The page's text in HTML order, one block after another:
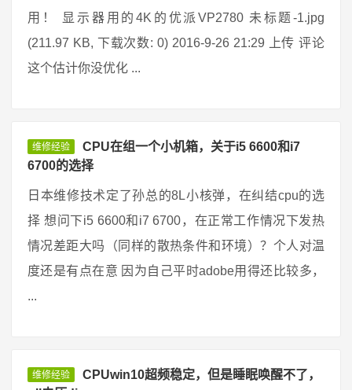
用！ 显示器用的4K的优派VP2780 未标题-1.jpg
(211.97 KB, 下载次数: 0) 2016-9-26 21:29 上传 评论
这个估计你没优化 ...
维修经验
CPU在组一个小机箱，关于i5 6600和i7
6700的选择
日本维修技术定了孙总的8L小核弹，在纠结cpu的选
择 想问下i5 6600和i7 6700，在正常工作情况下发热
情况差距大吗（同样的散热条件和环境）？个人对温
度还是有点在意 因为自己平时adobe用得还比较多，
...
维修经验
CPUwin10超频稳定，但是睡眠唤醒不了，